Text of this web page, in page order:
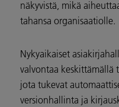
näkyvistä, mikä
tahansa organisaatiolle.
Nykyaikaiset
valvontaa keskittämällä
jota tukevat
versionhallinta ja